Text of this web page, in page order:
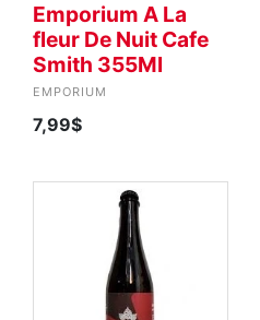
Emporium A La
fleur De Nuit Cafe
Smith 355Ml
EMPORIUM
7,99$